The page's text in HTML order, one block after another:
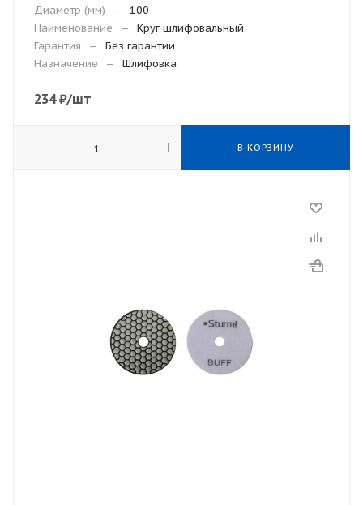
Диаметр (мм)
—
100
Наименование
—
Круг шлифовальный
Гарантия
—
Без гарантии
Назначение
— Шлифовка
234₽/шт
В КОРЗИНУ